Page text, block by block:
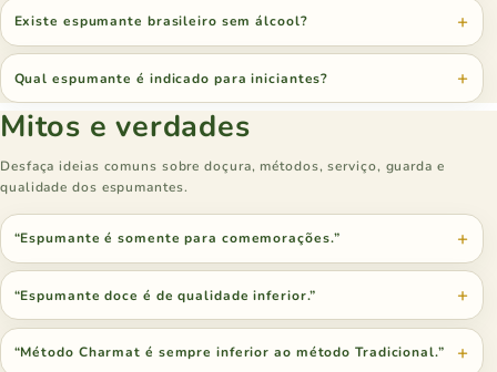
Existe espumante brasileiro sem álcool?
Qual espumante é indicado para iniciantes?
Mitos e verdades
Desfaça ideias comuns sobre doçura, métodos, serviço, guarda e
qualidade dos espumantes.
“Espumante é somente para comemorações.”
“Espumante doce é de qualidade inferior.”
“Método Charmat é sempre inferior ao método Tradicional.”